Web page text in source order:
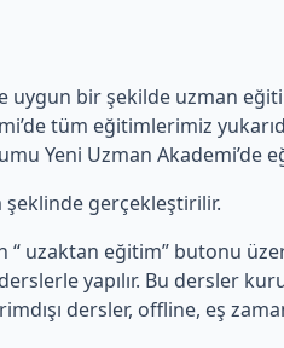
bir şekilde uzman
tüm eğitimlerimiz
Yeni Uzman Akademi’de
şeklinde gerçekleştirilir.
uzaktan eğitim” butonu
yapılır. Bu dersler
dersler, offline, eş